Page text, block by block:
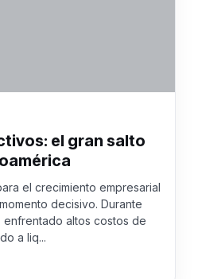
el gran salto
el crecimiento empresarial
decisivo. Durante
enfrentado altos costos de
a liq...